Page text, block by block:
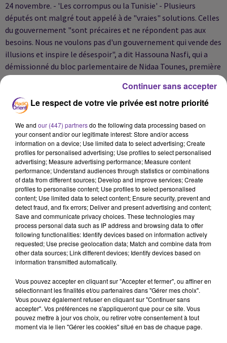
24 novembre. - 'Les corrompus ou la Tunisie' - Plusieurs
députés ont malgré tout appelé à de "vraies" solutions. Celles
du gouvernement "sont précaires et ne répondent pas aux
besoins. Nous ne voulons pas d'un gouvernement qui vende des
illusions et inspire le désespoir", a dit Hassouna Nasfi, qui a
démissionné du bloc parlementaire de Nidaa Tounes, première
force politique du pays. "Aujourd'hui, les chômeurs attendent
des réponses claires et précises sur l'emploi", a renchéri Mongi
Rahoui, du Front populaire (coalition de gauche). D'autres ont
réclamé des mesures contre le fléau de la corruption, en
particulier dans l'administration: le jeune chômeur mort à
Kasserine, Ridha Yahyaoui, protestait contre le retrait de son
nom d'une liste d'embauches dans la fonction publique et sa
famille a blâmé des fonctionnaires corrompus. "La révolution
de la dignité s'est transformée en révolution de la corruption",
a dit Hafedh Zouari, dont le parti Afek Tounes a des ministres
au gouvernement. "Il faut durement frapper les corrompus et
les voleurs", a ajouté Mbarka Aouinia, veuve de l'opposant
Mohamed Brahmi assassiné en 2013. "L'Etat est devant un
choix: sacrifier les corrompus ou la Tunisie", a affirmé de son
côté l'ONG I-Watch dans un communiqué. Habib Essid, un
technocrate de 66 ans, vient de remanier son équipe après une
crise au sein de Nidaa Tounes. Mardi, ce parti fondé en 2012 par
l'actuel président Béji Caïd Essebsi, a perdu son statut de
premier bloc parlementaire avec la création d'un groupe
dissident. Mais le mouvement islamiste Ennahda, qui détient
désormais le plus grand nombre de sièges (69), ne semble pas
Le respect de votre vie privée est notre priorité
We and our (447) partnersdo the following data processing based on
your consent and/or our legitimate interest: Store and/or access
information on a device; Use limited data to select advertising; Create
profiles for personalised advertising; Use profiles to select personalised
advertising; Measure advertising performance; Measure content
performance; Understand audiences through statistics or combinations
of data from different sources; Develop and improve services; Create
profiles to personalise content; Use profiles to select personalised
content; Use limited data to select content; Ensure security, prevent and
detect fraud, and fix errors; Deliver and present advertising and content;
Save and communicate privacy choices. These technologies may
process personal data such as IP address and browsing data to offer
following functionalities: Identify devices based on information actively
requested; Use precise geolocation data; Match and combine data from
other data sources; Link different devices; Identify devices based on
information transmitted automatically.
Vous pouvez accepter en cliquant sur "Accepter et fermer", ou affiner en
sélectionnant les finalités et/ou partenaires dans "Gérer mes choix".
Vous pouvez également refuser en cliquant sur "Continuer sans
accepter". Vos préférences ne s'appliqueront que pour ce site. Vous
pouvez mettre à jour vos choix, ou retirer votre consentement à tout
moment via le lien "Gérer les cookies" situé en bas de chaque page.
Continuer sans accepter